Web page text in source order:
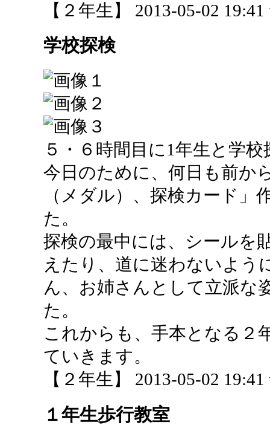
【２年生】 2013-05-02 19:41
学校探検
５・６時間目に1年生と学
今日のために、何日も前か
（メダル）、探検カード」
た。
探検の最中には、シールを
えたり、道に迷わないよう
ん、お姉さんとして立派な
た。
これからも、手本となる２
ていきます。
【２年生】 2013-05-02 19:41
１年生歩行教室